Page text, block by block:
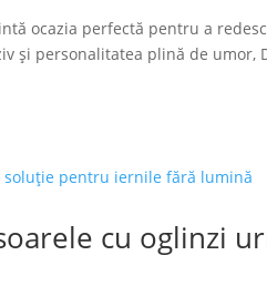
ocazia perfectă pentru a
și personalitatea plină de umor,
cu oglinzi